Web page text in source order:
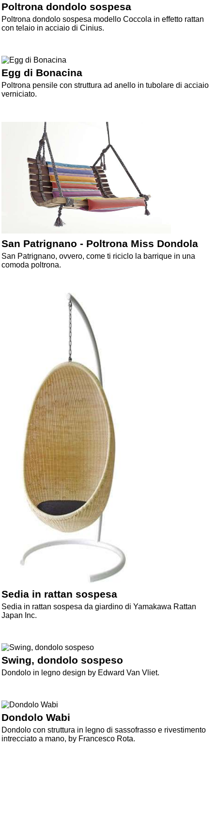
Poltrona dondolo sospesa
Poltrona dondolo sospesa modello Coccola in effetto rattan
con telaio in acciaio di Cinius.
Egg di Bonacina
Poltrona pensile con struttura ad anello in tubolare di acciaio
verniciato.
San Patrignano - Poltrona Miss Dondola
San Patrignano, ovvero, come ti riciclo la barrique in una
comoda poltrona.
Sedia in rattan sospesa
Sedia in rattan sospesa da giardino di Yamakawa Rattan
Japan Inc.
Swing, dondolo sospeso
Dondolo in legno design by Edward Van Vliet.
Dondolo Wabi
Dondolo con struttura in legno di sassofrasso e rivestimento
intrecciato a mano, by Francesco Rota.